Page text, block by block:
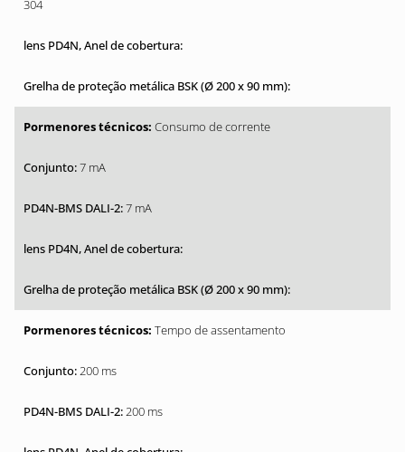
304
Consumo de corrente
7 mA
7 mA
Tempo de assentamento
200 ms
200 ms